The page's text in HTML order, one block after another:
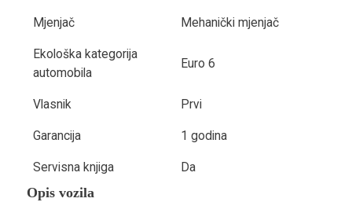
Mjenjač Mehanički mjenjač
Ekološka kategorija
automobila
Euro 6
Vlasnik Prvi
Garancija 1 godina
Servisna knjiga Da
Opis vozila